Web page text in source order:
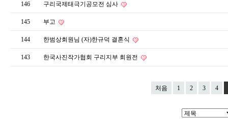
146 구리국제태극기공모전 심사
145 부고
144 한범상회원님 (자)한규덕 결혼식
143 한국사진작가협회 구리지부 회원전
처음 1 2 3 4